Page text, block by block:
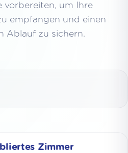
vorbereiten, um Ihre
empfangen und einen
Ablauf zu sichern.
Zimmer